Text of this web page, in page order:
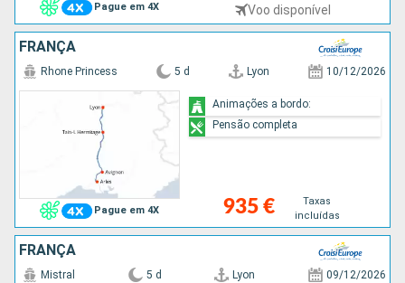
Pague em 4X Voo disponível
FRANÇA
Pague em 4X
Rhone Princess 5 d Lyon 10/12/2026
935 €
Taxas
incluídas
Animações a bordo:
Pensão completa
FRANÇA
Mistral 5 d Lyon 09/12/2026